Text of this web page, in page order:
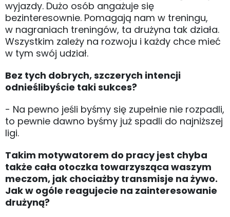
wyjazdy. Dużo osób angażuje się
bezinteresownie. Pomagają nam w treningu,
w nagraniach treningów, ta drużyna tak działa.
Wszystkim zależy na rozwoju i każdy chce mieć
w tym swój udział.
Bez tych dobrych, szczerych intencji
odnieślibyście taki sukces?
- Na pewno jeśli byśmy się zupełnie nie rozpadli,
to pewnie dawno byśmy już spadli do najniższej
ligi.
Takim motywatorem do pracy jest chyba
także cała otoczka towarzysząca waszym
meczom, jak chociażby transmisje na żywo.
Jak w ogóle reagujecie na zainteresowanie
drużyną?